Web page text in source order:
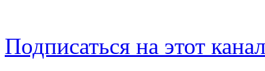
Подписаться на этот